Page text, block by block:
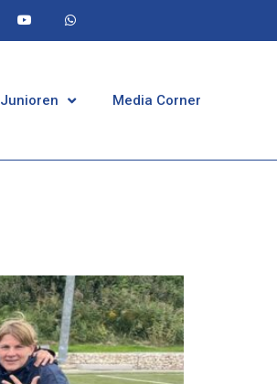
Junioren Media Corner